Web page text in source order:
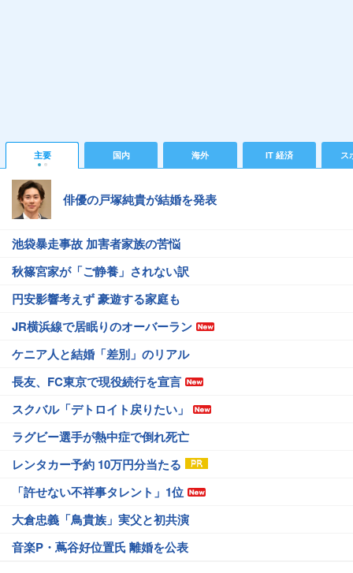
主要 国内 海外 IT 経済 ス
俳優の戸塚純貴が結婚を発表
池袋暴走事故 加害者家族の苦悩
秋篠宮家が「ご静養」されない訳
円安影響考えず 豪遊する家庭も
JR横浜線で居眠りのオーバーラン
ケニア人と結婚「差別」のリアル
長友、FC東京で現役続行を宣言
スクバル「デトロイト戻りたい」
ラグビー選手が熱中症で倒れ死亡
レンタカー予約 10万円分当たる
「許せない不祥事タレント」1位
大倉忠義「鳥貴族」実父と初共演
音楽P・蔦谷好位置氏 離婚を公表